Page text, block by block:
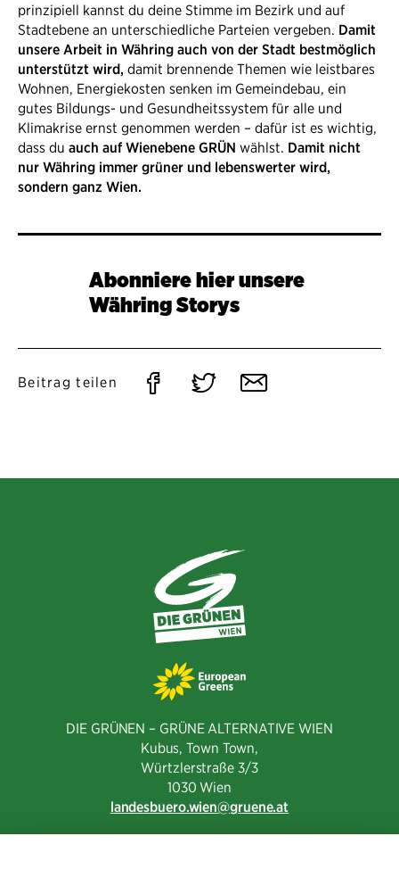
prinzipiell kannst du deine Stimme im Bezirk und auf
Stadtebene an unterschiedliche Parteien vergeben. Damit
unsere Arbeit in Währing auch von der Stadt bestmöglich
unterstützt wird, damit brennende Themen wie leistbares
Wohnen, Energiekosten senken im Gemeindebau, ein
gutes Bildungs- und Gesundheitssystem für alle und
Klimakrise ernst genommen werden – dafür ist es wichtig,
dass du auch auf Wienebene GRÜN wählst. Damit nicht
nur Währing immer grüner und lebenswerter wird,
sondern ganz Wien.
Abonniere hier unsere
Währing Storys
Beitrag teilen
Auf Auf Per
DIE GRÜNEN – GRÜNE ALTERNATIVE WIEN
Kubus, Town Town,
Würtzlerstraße 3/3​
1030 Wien
landesbuero.wien
gruene.at